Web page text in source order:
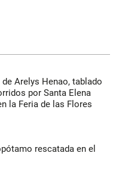
Arelys Henao, tablado
por Santa Elena
la Feria de las Flores
rescatada en el